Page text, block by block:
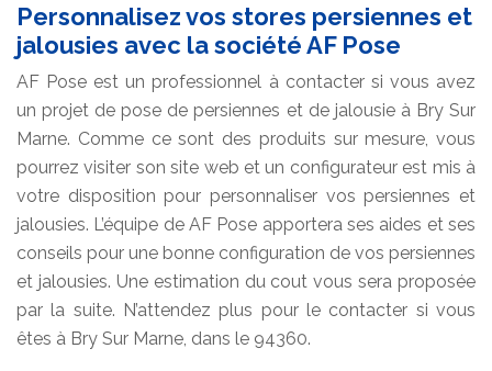
Personnalisez vos stores persiennes et
jalousies avec la société AF Pose
AF Pose est un professionnel à contacter si vous avez
un projet de pose de persiennes et de jalousie à Bry Sur
Marne. Comme ce sont des produits sur mesure, vous
pourrez visiter son site web et un configurateur est mis à
votre disposition pour personnaliser vos persiennes et
jalousies. L’équipe de AF Pose apportera ses aides et ses
conseils pour une bonne configuration de vos persiennes
et jalousies. Une estimation du cout vous sera proposée
par la suite. N’attendez plus pour le contacter si vous
êtes à Bry Sur Marne, dans le 94360.